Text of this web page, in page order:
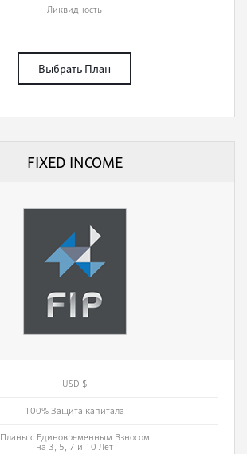
Ликвидность
Выбрать План
FIXED INCOME
USD $
100% Защита капитала
Планы с Единовременным Взносом
на 3, 5, 7 и 10 Лет